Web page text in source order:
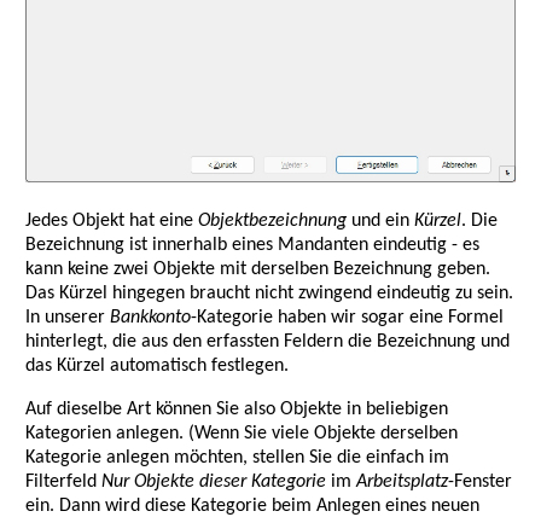
Jedes Objekt hat eine Objektbezeichnungund ein Kürzel. Die
Bezeichnung ist innerhalb eines Mandanten eindeutig - es
kann keine zwei Objekte mit derselben Bezeichnung geben.
Das Kürzel hingegen braucht nicht zwingend eindeutig zu sein.
In unserer Bankkonto-Kategorie haben wir sogar eine Formel
hinterlegt, die aus den erfassten Feldern die Bezeichnung und
das Kürzel automatisch festlegen.
Auf dieselbe Art können Sie also Objekte in beliebigen
Kategorien anlegen. (Wenn Sie viele Objekte derselben
Kategorie anlegen möchten, stellen Sie die einfach im
Filterfeld Nur Objekte dieser KategorieimArbeitsplatz-Fenster
ein. Dann wird diese Kategorie beim Anlegen eines neuen